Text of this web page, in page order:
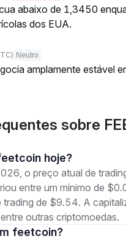
abaixo de 1,3450
dos EUA.
Neutro
amplamente estável
sobre
feetcoin hoje?
o preço atual de
entre um mínimo de
trading de $9.54. A
outras criptomoedas.
feetcoin?